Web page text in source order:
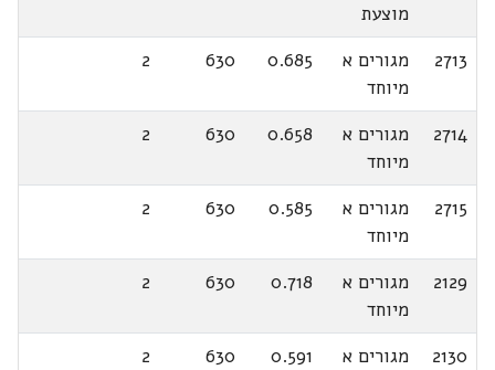
מוצעת
2713
מגורים א
מיוחד
0.685
630
2
2714
מגורים א
מיוחד
0.658
630
2
2715
מגורים א
מיוחד
0.585
630
2
2129
מגורים א
מיוחד
0.718
630
2
2130
מגורים א
0.591
630
2